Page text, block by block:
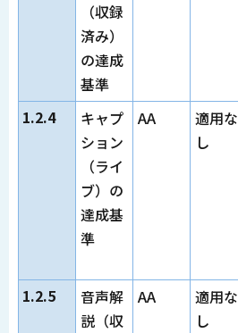
（収録
済み）
の達成
基準
1.2.4
キャプ
ション
（ライ
ブ）の
達成基
準
AA
適用な
し
1.2.5
音声解
説（収
AA
適用な
し